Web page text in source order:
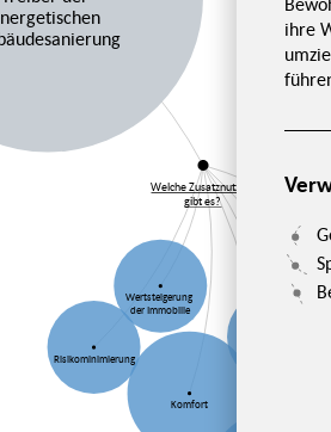
Welche Zusatznutzen
gibt es?
Komfort
Wertsteigerung
der Immobilie
Risikominimierung
ihre